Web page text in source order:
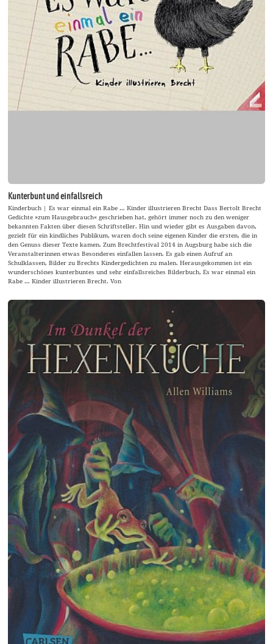
Kunterbunt und einfallsreich
Kinderbuch | Es war einmal ein Rabe … Kinder illustrieren Brecht Dass Bertolt Brecht
Gedichte »zum Hausgebrauch« geschrieben hat, gehört immer noch zu den weniger
bekannten Fakten über diesen Schriftsteller. Hin und wieder gibt es Ausgaben davon,
gezielt für ein kindliches Publikum, waren doch seine eigenen Kinder die ersten, die in
den Genuss dieser Texte kamen. Zum Brechtfestival 2014 in Augsburg habe sich die
Veranstalterinnen etwas Besonderes einfallen lassen. Es gab einen Aufruf an
Schulklassen, Bilder zu Brechts Kindergedichten zu malen. Herausgekommen ist ein
wunderschönes kunterbuntes und sehr einfallsreiches Bilderbuch, Es war einmal ein
Rabe … Kinder illustrieren Brecht. Von